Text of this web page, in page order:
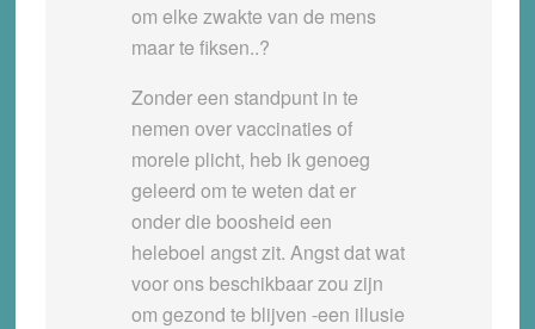
om elke zwakte van de mens
maar te fiksen..?
Zonder een standpunt in te
nemen over vaccinaties of
morele plicht, heb ik genoeg
geleerd om te weten dat er
onder die boosheid een
heleboel angst zit. Angst dat wat
voor ons beschikbaar zou zijn
om gezond te blijven -een illusie